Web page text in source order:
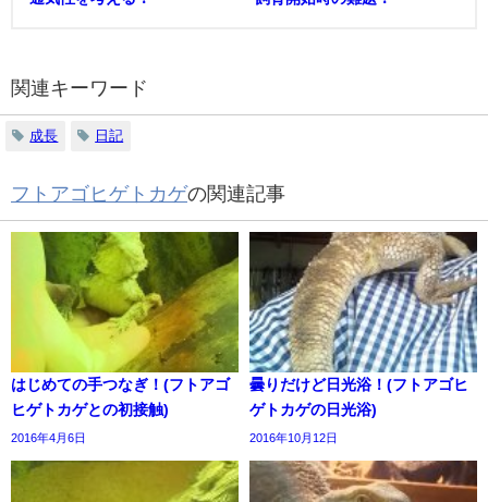
関連キーワード
成長 日記
フトアゴヒゲトカゲの関連記事
はじめての手つなぎ！(フトアゴ
ヒゲトカゲとの初接触)
2016年4月6日
曇りだけど日光浴！(フトアゴヒ
ゲトカゲの日光浴)
2016年10月12日